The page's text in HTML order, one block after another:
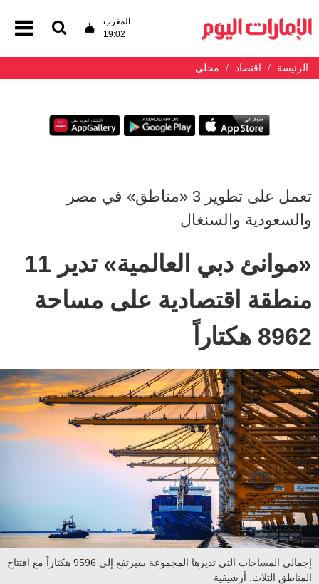
المغرب
19:02
الرئيسة اقتصاد محلي
تعمل على تطوير 3 «مناطق» في مصر
والسعودية والسنغال
«موانئ دبي العالمية» تدير 11
منطقة اقتصادية على مساحة
8962 هكتاراً
إجمالي المساحات التي تديرها المجموعة سيرتفع إلى 9596 هكتاراً مع افتتاح
المناطق الثلاث. أرشيفية